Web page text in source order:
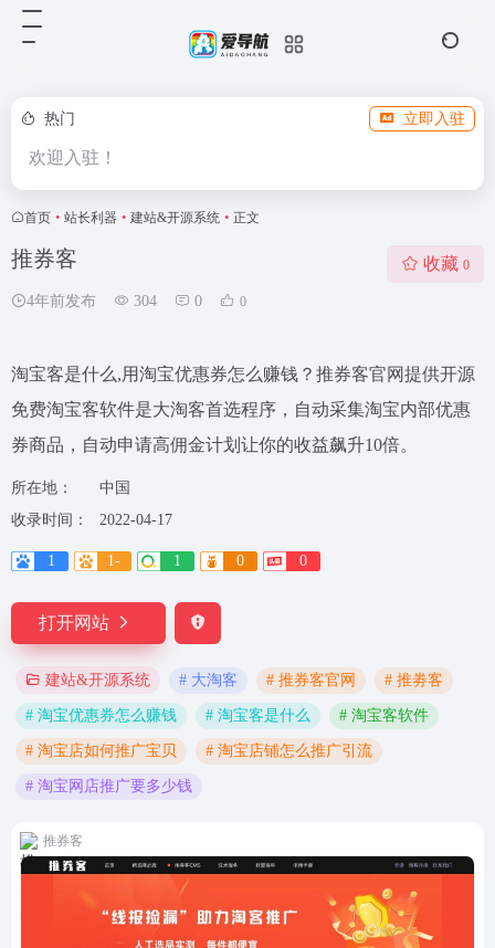
热门 立即入驻
欢迎入驻！
首页 • 站长利器 • 建站&开源系统 • 正文
推券客
4年前发布 304 0 0
收藏 0
淘宝客是什么,用淘宝优惠券怎么赚钱？推券客官网提供开源
免费淘宝客软件是大淘客首选程序，自动采集淘宝内部优惠
券商品，自动申请高佣金计划让你的收益飙升10倍。
所在地：
中国
收录时间：
2022-04-17
1 1- 1 0 0
打开网站
建站&开源系统 # 大淘客 # 推券客官网 # 推劵客
# 淘宝优惠券怎么赚钱 # 淘宝客是什么 # 淘宝客软件
# 淘宝店如何推广宝贝 # 淘宝店铺怎么推广引流
# 淘宝网店推广要多少钱
推券客